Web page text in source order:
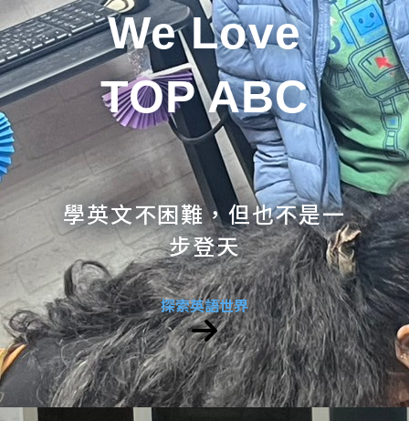
We Love
TOP ABC
學英文不困難，但也不是一
步登天
探索英語世界